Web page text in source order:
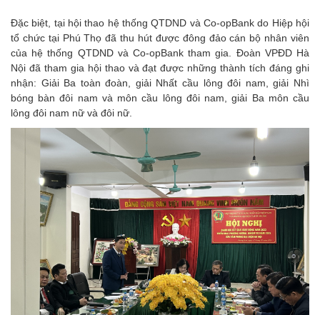
Đặc biệt, tại hội thao hệ thống QTDND và Co-opBank do Hiệp hội
tổ chức tại Phú Thọ đã thu hút được đông đảo cán bộ nhân viên
của hệ thống QTDND và Co-opBank tham gia. Đoàn VPĐD Hà
Nội đã tham gia hội thao và đạt được những thành tích đáng ghi
nhận: Giải Ba toàn đoàn, giải Nhất cầu lông đôi nam, giải Nhì
bóng bàn đôi nam và môn cầu lông đôi nam, giải Ba môn cầu
lông đôi nam nữ và đôi nữ.